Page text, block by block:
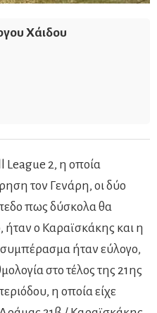
Χάιδου
League 2, η οποία
τον Γενάρη, οι δύο
πως δύσκολα θα
ο Καραϊσκάκης και η
συμπέρασμα ήταν εύλογο,
στο τέλος της 21ης
η οποία είχε